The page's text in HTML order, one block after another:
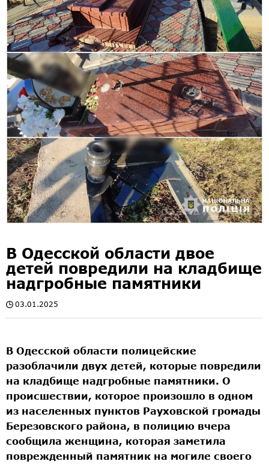
В Одесской области двое
детей повредили на кладбище
надгробные памятники
03.01.2025
В Одесской области полицейские
разоблачили двух детей, которые повредили
на кладбище надгробные памятники. О
происшествии, которое произошло в одном
из населенных пунктов Рауховской громады
Березовского района, в полицию вчера
сообщила женщина, которая заметила
поврежденный памятник на могиле своего